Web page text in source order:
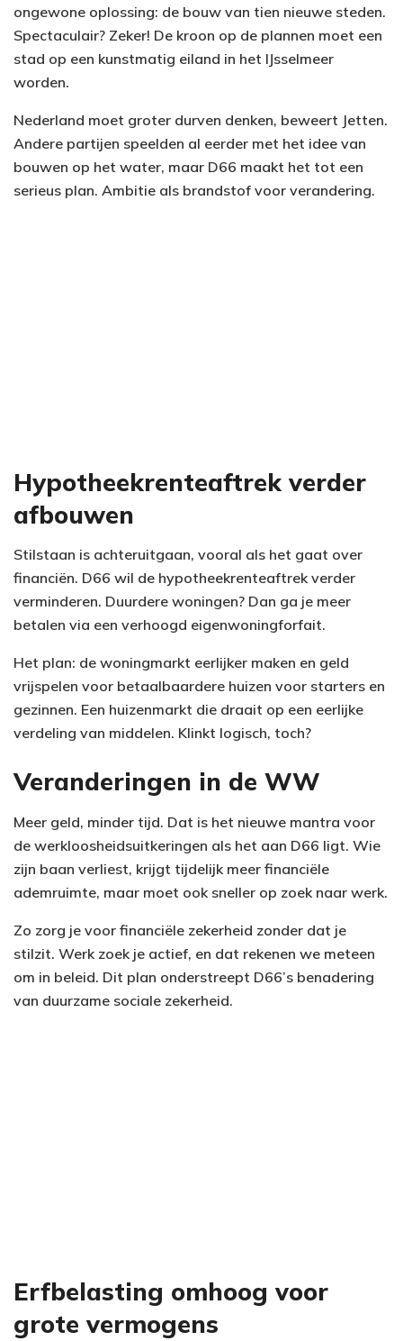
ongewone oplossing: de bouw van tien nieuwe steden.
Spectaculair? Zeker! De kroon op de plannen moet een
stad op een kunstmatig eiland in het IJsselmeer
worden.
Nederland moet groter durven denken, beweert Jetten.
Andere partijen speelden al eerder met het idee van
bouwen op het water, maar D66 maakt het tot een
serieus plan. Ambitie als brandstof voor verandering.
Hypotheekrenteaftrek verder
afbouwen
Stilstaan is achteruitgaan, vooral als het gaat over
financiën. D66 wil de hypotheekrenteaftrek verder
verminderen. Duurdere woningen? Dan ga je meer
betalen via een verhoogd eigenwoningforfait.
Het plan: de woningmarkt eerlijker maken en geld
vrijspelen voor betaalbaardere huizen voor starters en
gezinnen. Een huizenmarkt die draait op een eerlijke
verdeling van middelen. Klinkt logisch, toch?
Veranderingen in de WW
Meer geld, minder tijd. Dat is het nieuwe mantra voor
de werkloosheidsuitkeringen als het aan D66 ligt. Wie
zijn baan verliest, krijgt tijdelijk meer financiële
ademruimte, maar moet ook sneller op zoek naar werk.
Zo zorg je voor financiële zekerheid zonder dat je
stilzit. Werk zoek je actief, en dat rekenen we meteen
om in beleid. Dit plan onderstreept D66’s benadering
van duurzame sociale zekerheid.
Erfbelasting omhoog voor
grote vermogens